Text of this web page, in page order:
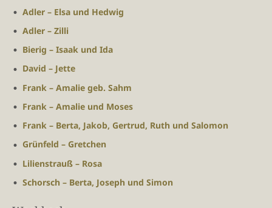
Adler – Elsa und Hedwig
Adler – Zilli
Bierig – Isaak und Ida
David – Jette
Frank – Amalie geb. Sahm
Frank – Amalie und Moses
Frank – Berta, Jakob, Gertrud, Ruth und Salomon
Grünfeld – Gretchen
Lilienstrauß – Rosa
Schorsch – Berta, Joseph und Simon